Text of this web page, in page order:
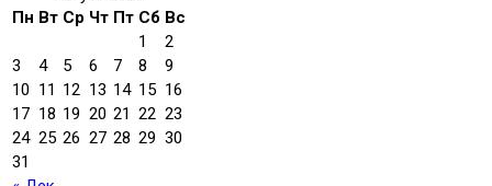
Пн Вт Ср Чт Пт Сб Вс
1
2
3
4 5 6 7 8
9
10 11 12 13 14 15 16
17 18 19 20 21 22 23
24 25 26 27 28 29 30
31